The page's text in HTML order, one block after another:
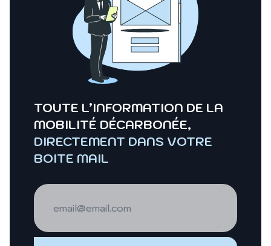
TOUTE L’INFORMATION DE LA
MOBILITÉ DÉCARBONÉE,
DIRECTEMENT DANS VOTRE
BOITE MAIL